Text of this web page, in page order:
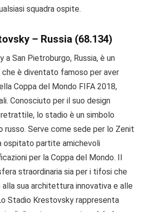
squadra ospite.
– Russia (68.134)
a San Pietroburgo, Russia, è un
è diventato famoso per aver
Coppa del Mondo FIFA 2018,
Conosciuto per il suo design
lo stadio è un simbolo
russo. Serve come sede per lo Zenit
ospitato partite amichevoli
per la Coppa del Mondo. Il
straordinaria sia per i tifosi che
sua architettura innovativa e alle
Stadio Krestovsky rappresenta